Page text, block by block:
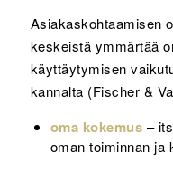
Asiakaskohtaamisen
keskeistä ymmärtää
käyttäytymisen
kannalta (Fischer &
oma kokemus –
oman toiminnan ja